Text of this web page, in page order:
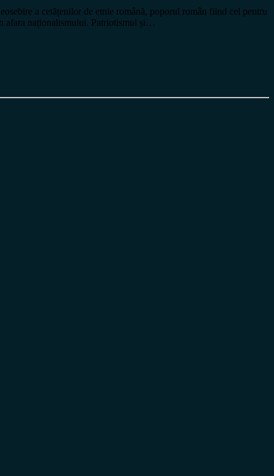
a cetățenilor de etnie română, poporul român fiind cel pentru
afara naționalismului. Patriotismul și…